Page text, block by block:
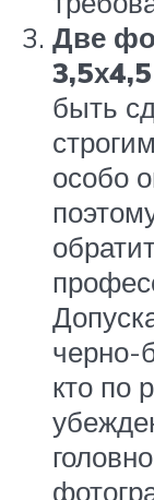
Две
быть
особо
черно-
кто по